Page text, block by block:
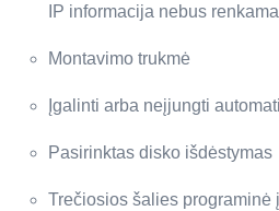
IP informacija nebus renkama
Montavimo trukmė
Įgalinti arba neįjungti
Pasirinktas disko išdėstymas
Trečiosios šalies programinė